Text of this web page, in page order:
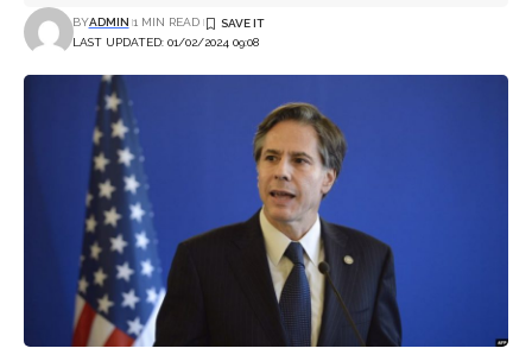
LAST UPDATED: 01/02/2024 09:08
BYADMIN 1 MIN READ